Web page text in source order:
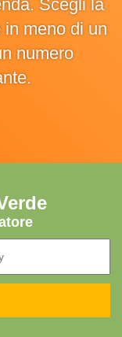
Scegli la
meno di un
numero